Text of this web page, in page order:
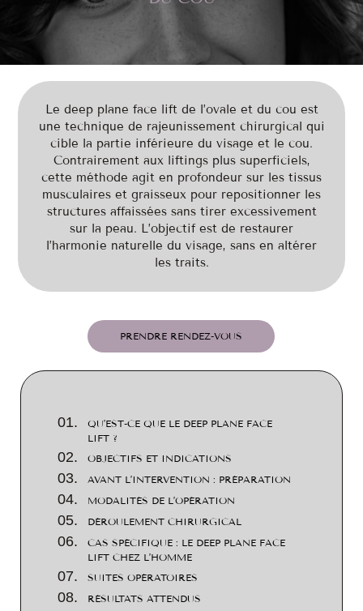
Le deep plane face lift de l’ovale et du cou est
une technique de rajeunissement chirurgical qui
cible la partie inférieure du visage et le cou.
Contrairement aux liftings plus superficiels,
cette méthode agit en profondeur sur les tissus
musculaires et graisseux pour repositionner les
structures affaissées sans tirer excessivement
sur la peau. L’objectif est de restaurer
l’harmonie naturelle du visage, sans en altérer
les traits.
PRENDRE RENDEZ-VOUS
QU’EST-CE QUE LE DEEP PLANE FACE
LIFT ?
OBJECTIFS ET INDICATIONS
AVANT L’INTERVENTION : PRÉPARATION
MODALITÉS DE L’OPÉRATION
DÉROULEMENT CHIRURGICAL
CAS SPÉCIFIQUE : LE DEEP PLANE FACE
LIFT CHEZ L’HOMME
SUITES OPÉRATOIRES
RÉSULTATS ATTENDUS